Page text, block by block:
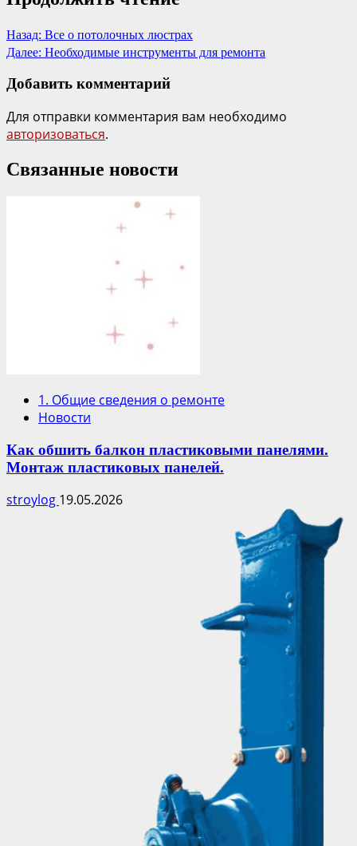
Назад: Все о потолочных люстрах
Далее: Необходимые инструменты для ремонта
Добавить комментарий
Для отправки комментария вам необходимо
авторизоваться.
Связанные новости
1. Общие сведения о ремонте
Новости
Как обшить балкон пластиковыми панелями.
Монтаж пластиковых панелей.
stroylog 19.05.2026